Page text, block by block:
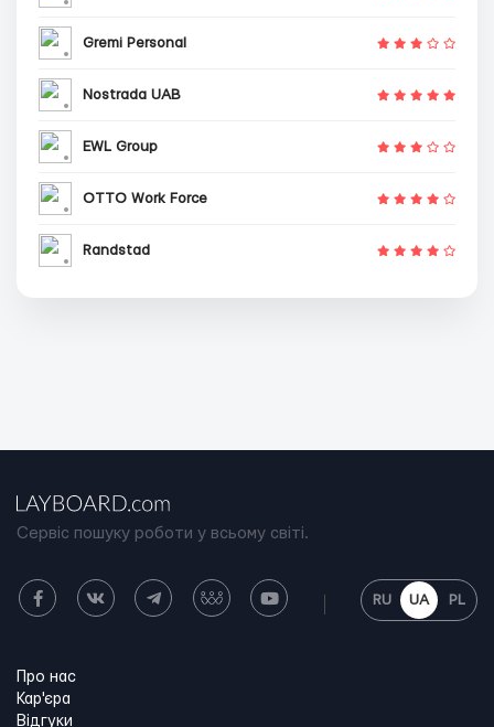
Gremi Personal
Nostrada UAB
EWL Group
OTTO Work Force
Randstad
Сервіс пошуку роботи у всьому світі.
RU UA PL
Про нас
Кар'єра
Відгуки